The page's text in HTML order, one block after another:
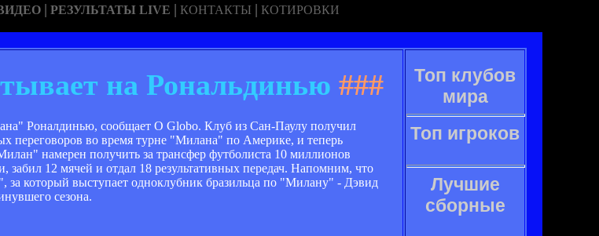
| РЕЗУЛЬТАТЫ LIVE | КОНТАКТЫ | КОТИРОВКИ
на Рональдинью ###
Роналдинью, сообщает O Globo. Клуб из Сан-Паулу получил
переговоров во время турне "Милана" по Америке, и теперь
намерен получить за трансфер футболиста 10 миллионов
12 мячей и отдал 18 результативных передач. Напомним, что
который выступает одноклубник бразильца по "Милану" - Дэвид
сезона.
Топ клубов
мира
Топ игроков
Лучшие
сборные